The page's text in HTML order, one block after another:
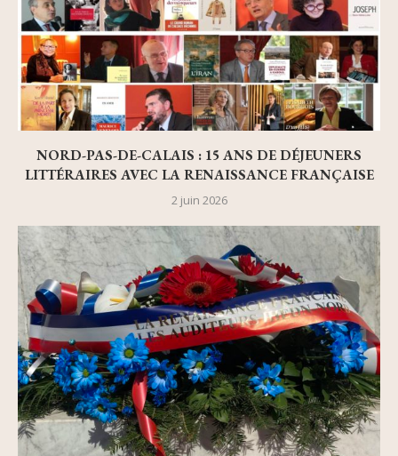
NORD-PAS-DE-CALAIS : 15 ANS DE DÉJEUNERS
LITTÉRAIRES AVEC LA RENAISSANCE FRANÇAISE
2 juin 2026